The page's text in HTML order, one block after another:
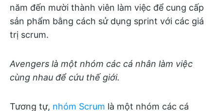
năm đến mười thành viên làm việc để cung cấp
sản phẩm bằng cách sử dụng sprint với các giá
trị scrum.
Avengers là một nhóm các cá nhân làm việc
cùng nhau để cứu thế giới.
Tương tự, nhóm Scrum là một nhóm các cá